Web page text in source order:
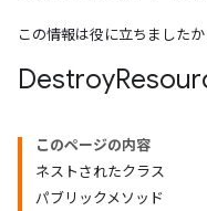
この情報は役に立ちましたか
Destroy
このページの内容
ネストされたクラス
パブリックメソッド